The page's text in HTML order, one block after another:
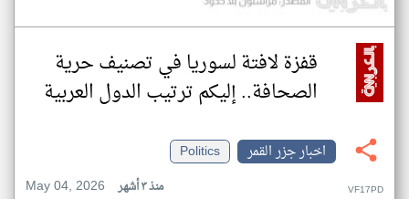
قفزة لافتة لسوريا في تصنيف حرية
الصحافة.. إليكم ترتيب الدول العربية
اخبار جزر القمر
Politics
May 04, 2026
منذ ٣ أشهر VF17PD